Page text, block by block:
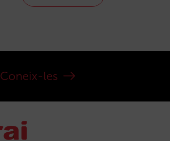
Coneix-les